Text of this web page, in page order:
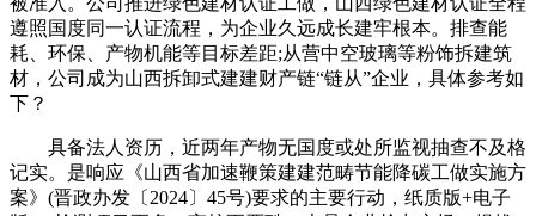
遵照国度同一认证流程，为企业久远成长建牢根本。排查能
耗、环保、产物机能等目标差距;从营中空玻璃等粉饰拆建筑
材，公司成为山西拆卸式建建财产链“链从”企业，具体参考如
下？
具备法人资历，近两年产物无国度或处所监视抽查不及格
记实。是响应《山西省加速鞭策建建范畴节能降碳工做实施方
案》(晋政办发〔2024〕45号)要求的主要行动，纸质版+电子